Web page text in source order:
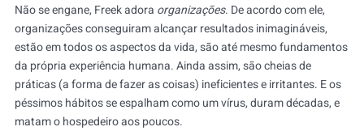
Não se engane, Freek adora organizações. De acordo com ele,
organizações conseguiram alcançar resultados inimagináveis,
estão em todos os aspectos da vida, são até mesmo fundamentos
da própria experiência humana. Ainda assim, são cheias de
práticas (a forma de fazer as coisas) ineficientes e irritantes. E os
péssimos hábitos se espalham como um vírus, duram décadas, e
matam o hospedeiro aos poucos.